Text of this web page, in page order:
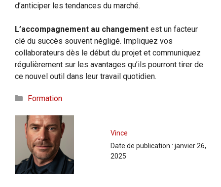
d’anticiper les tendances du marché.
L’accompagnement au changement est un facteur
clé du succès souvent négligé. Impliquez vos
collaborateurs dès le début du projet et communiquez
régulièrement sur les avantages qu’ils pourront tirer de
ce nouvel outil dans leur travail quotidien.
Catégories
Formation
Vince
Date de publication : janvier 26,
2025